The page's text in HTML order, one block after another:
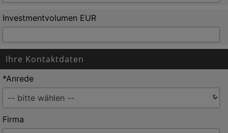
Investmentvolumen EUR
Ihre Kontaktdaten
*Anrede
Firma